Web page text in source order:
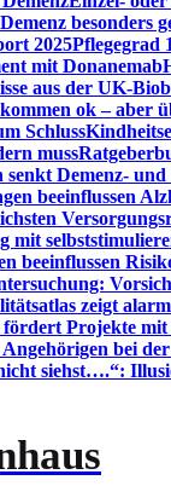
besonders
2025Pflegegrad
mit Donanemab
aus der UK-
ok – aber
Schluss
muss
Demenz-
beeinflussen
mit
beeinflussen
zeigt
Projekte mit
bei
siehst….“: